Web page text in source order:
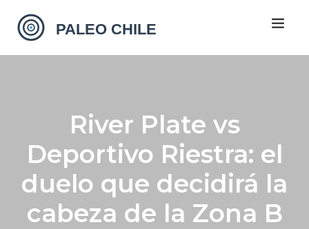
River Plate vs
Deportivo Riestra: el
duelo que decidirá la
cabeza de la Zona B